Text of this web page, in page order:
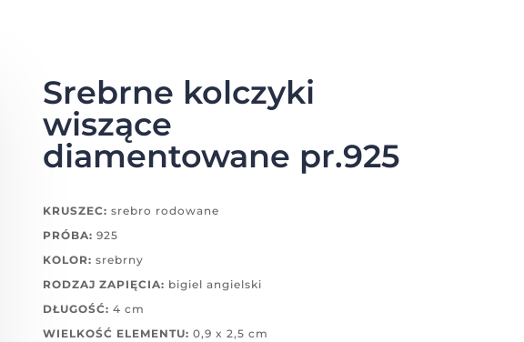
Srebrne kolczyki
wiszące
diamentowane pr.925
KRUSZEC: srebro rodowane
PRÓBA: 925
KOLOR: srebrny
RODZAJ ZAPIĘCIA: bigiel angielski
DŁUGOŚĆ: 4 cm
WIELKOŚĆ ELEMENTU: 0,9 x 2,5 cm